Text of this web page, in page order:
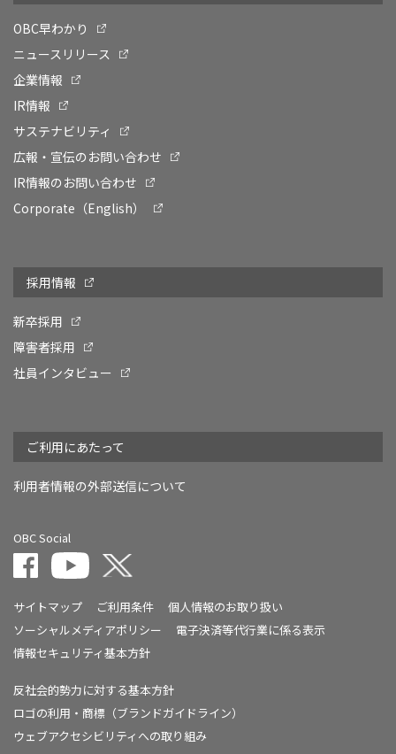
OBC早わかり
ニュースリリース
企業情報
IR情報
サステナビリティ
広報・宣伝のお問い合わせ
IR情報のお問い合わせ
Corporate（English）
採用情報
新卒採用
障害者採用
社員インタビュー
ご利用にあたって
利用者情報の外部送信について
OBC Social
サイトマップ ご利用条件
個人情報のお取り扱い
ソーシャルメディアポリシー
電子決済等代行業に係る表示
情報セキュリティ基本方針
反社会的勢力に対する基本方針
ロゴの利用・商標（ブランドガイドライン）
ウェブアクセシビリティへの取り組み